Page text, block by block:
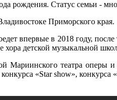
рождения. Статус семьи -
Приморского края.
впервые в 2018 году,
хора детской музыкальной
Мариинского театра оперы
конкурса «Star show»,